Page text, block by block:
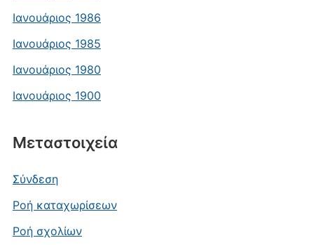
Ιανουάριος 1986
Ιανουάριος 1985
Ιανουάριος 1980
Ιανουάριος 1900
Μεταστοιχεία
Σύνδεση
Ροή καταχωρίσεων
Ροή σχολίων